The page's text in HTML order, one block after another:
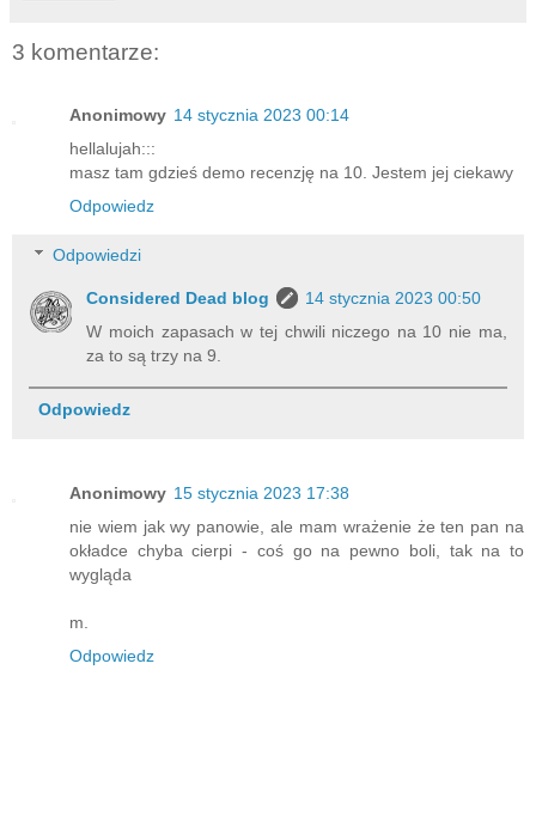
3 komentarze:
Anonimowy 14 stycznia 2023 00:14
hellalujah:::
masz tam gdzieś demo recenzję na 10. Jestem jej ciekawy
Odpowiedz
Odpowiedzi
Considered Dead blog
14 stycznia 2023 00:50
W moich zapasach w tej chwili niczego na 10 nie ma,
za to są trzy na 9.
Odpowiedz
Anonimowy 15 stycznia 2023 17:38
nie wiem jak wy panowie, ale mam wrażenie że ten pan na
okładce chyba cierpi - coś go na pewno boli, tak na to
wygląda
m.
Odpowiedz